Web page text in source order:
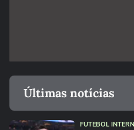
Últimas notícias
FUTEBOL